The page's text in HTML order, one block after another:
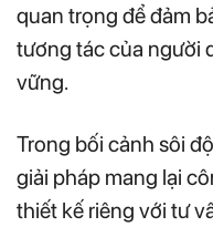
quan trọng để đảm
tương tác của người
vững.
Trong bối cảnh sôi
giải pháp mang lại
thiết kế riêng với tư